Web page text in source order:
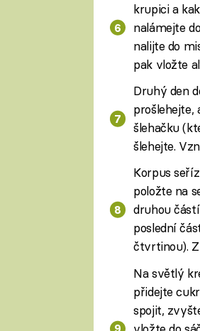
krupici a
nalámejte
nalijte do
pak vložte
Druhý den
prošlehejte,
šlehačku
šlehejte.
Korpus
položte na
druhou
poslední
čtvrtinou).
Na světlý
přidejte
spojit,